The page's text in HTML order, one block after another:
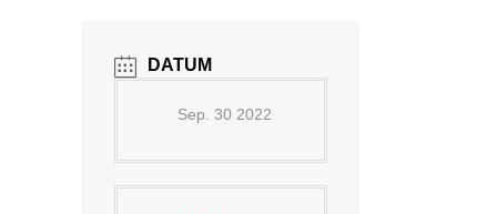
DATUM
Sep. 30 2022